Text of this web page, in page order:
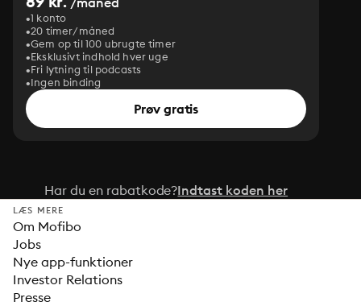
1 konto
20 timer/måned
Gem op til 100 ubrugte timer
Eksklusivt indhold hver uge
Fri lytning til podcasts
Ingen binding
Prøv gratis
Har du en rabatkode?Indtast koden her
LÆS MERE
Om Mofibo
Jobs
Nye app-funktioner
Investor Relations
Presse